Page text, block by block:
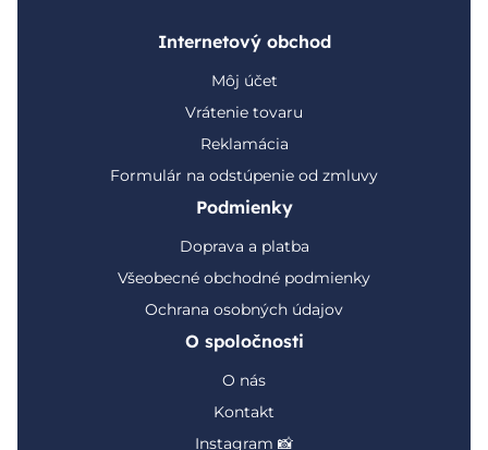
Internetový obchod
Môj účet
Vrátenie tovaru
Reklamácia
Formulár na odstúpenie od zmluvy
Podmienky
Doprava a platba
Všeobecné obchodné podmienky
Ochrana osobných údajov
O spoločnosti
O nás
Kontakt
Instagram 📸